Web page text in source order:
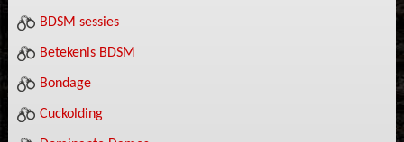
BDSM sessies
Betekenis BDSM
Bondage
Cuckolding